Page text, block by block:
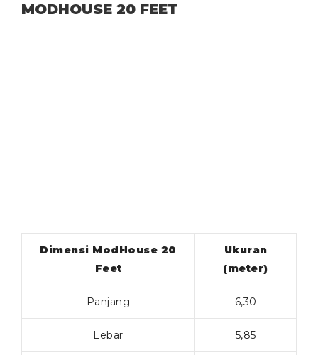
MODHOUSE 20 FEET
Dimensi ModHouse 20
Feet
Ukuran
(meter)
Panjang 6,30
Lebar 5,85